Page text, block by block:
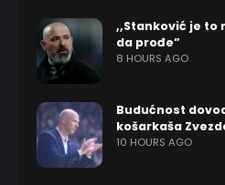
,,Stanković je to
da prođe”
8 HOURS AGO
Budućnost
košarkaša
10 HOURS AGO